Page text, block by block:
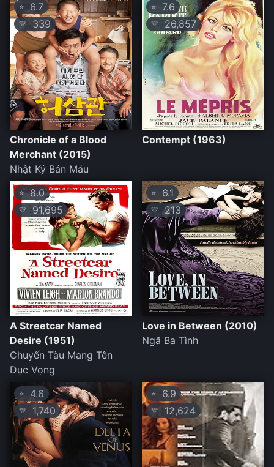
⭐ 6.7
💛 339
Chronicle of a Blood
Merchant (2015)
Nhật Ký Bán Máu
⭐ 7.6
💛 26,857
Contempt (1963)
⭐8.0
💛 91,695
A Streetcar Named
Desire (1951)
Chuyến Tàu Mang Tên
Dục Vọng
⭐ 6.1
💛 213
Love in Between (2010)
Ngã Ba Tình
⭐ 4.6
💛 1,740
⭐ 6.9
💛 12,624